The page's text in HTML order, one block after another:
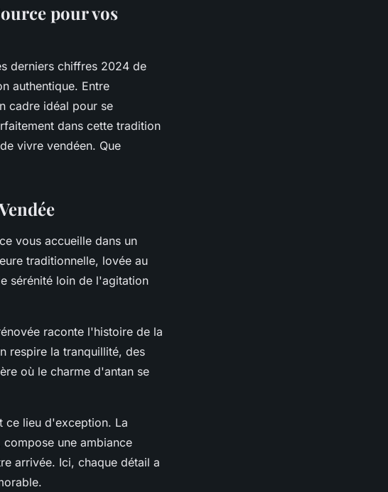
pour vos
derniers chiffres 2024 de
authentique. Entre
cadre idéal pour se
dans cette tradition
vivre vendéen. Que
vous accueille dans un
traditionnelle, lovée au
sérénité loin de l'agitation
raconte l'histoire de la
respire la tranquillité, des
où le charme d'antan se
ce lieu d'exception. La
une ambiance
arrivée. Ici, chaque détail a